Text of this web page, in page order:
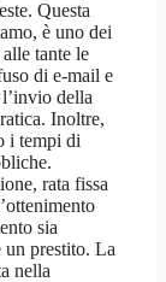
Questa
è uno dei
tante le
di e-mail e
della
Inoltre,
i tempi di
rata fissa
sia
un prestito. La
nella